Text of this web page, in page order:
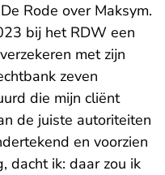
Rode over Maksym.
bij het RDW een
met zijn
zeven
die mijn cliënt
de juiste autoriteiten
en voorzien
dacht ik: daar zou ik